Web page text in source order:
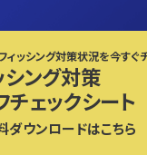
ィッシング対策状況を今すぐ
シング対策
チェックシート
ダウンロードはこちら